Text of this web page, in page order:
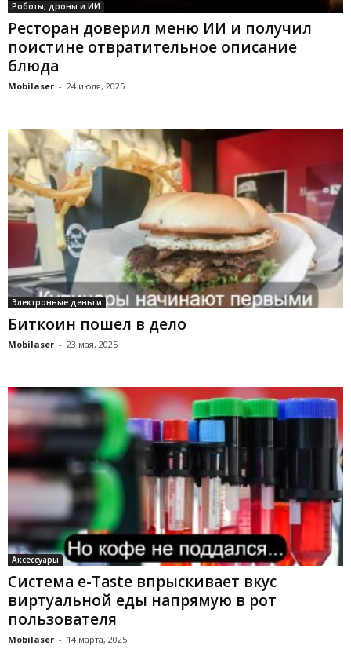
Роботы, дроны и ИИ
Ресторан доверил меню ИИ и получил
поистине отвратительное описание
блюда
Mobilaser - 24 июля, 2025
Электронные деньги
Биткоин пошел в дело
Mobilaser - 23 мая, 2025
Аксессуары
Система e-Taste впрыскивает вкус
виртуальной еды напрямую в рот
пользователя
Mobilaser - 14 марта, 2025